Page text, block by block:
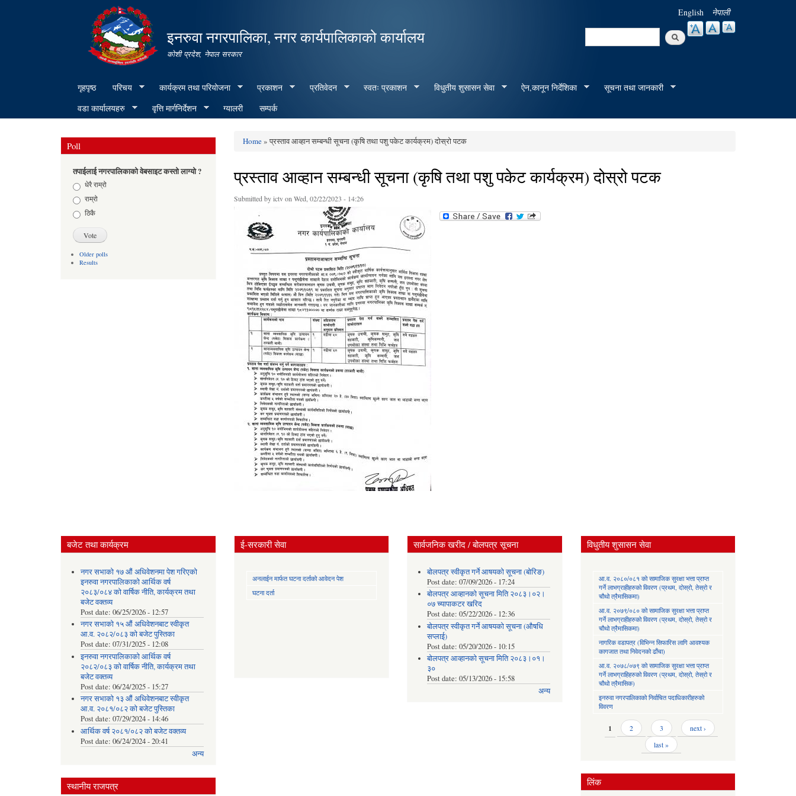
content
इनरुवा नगरपालिका, नगर कार्यपालिकाको कार्यालय
कोशी प्रदेश, नेपाल सरकार
English नेपाली
Search
गृहपृष्ठ परिचय कार्यक्रम तथा परियोजना प्रकाशन प्रतिवेदन स्वतः प्रकाशन विधुतीय शुसासन सेवा ऐन,कानून निर्देशिका
सूचना तथा जानकारी
वडा कार्यालयहरु
वृत्ति मार्गनिर्देशन ग्यालरी सम्पर्क
Poll
तपाईलाई नगरपालिकाको वेबसाइट कस्तो लाग्यो ?
Choicesधेरै राम्रो
राम्रो
ठिकै
Older polls
Results
You are here
Home» प्रस्ताव आव्हान सम्बन्धी सूचना (कृषि तथा पशु पकेट कार्यक्रम) दोस्रो पटक
प्रस्ताव आव्हान सम्बन्धी सूचना (कृषि तथा पशु पकेट कार्यक्रम) दोस्रो पटक
Submitted byictvon Wed, 02/22/2023 - 14:26
बजेट तथा कार्यक्रम
नगर सभाको १७ औं अधिवेशनमा पेश गरिएको
इनरुवा नगरपालिकाको आर्थिक वर्ष
२०८३/०८४ को वार्षिक नीति, कार्यक्रम तथा
बजेट वक्तव्य
Post date: 06/25/2026 - 12:57
नगर सभाको १५ औं अधिवेशनबाट स्वीकृत
आ.व. २०८२/०८३ को बजेट पुस्तिका
Post date: 07/31/2025 - 12:08
इनरुवा नगरपालिकाको आर्थिक वर्ष
२०८२/०८३ को वार्षिक नीति, कार्यक्रम तथा
बजेट वक्तव्य
Post date: 06/24/2025 - 15:27
नगर सभाको १३ औं अधिवेशनबाट स्वीकृत
आ.व. २०८१/०८२ को बजेट पुस्तिका
Post date: 07/29/2024 - 14:46
आर्थिक वर्ष २०८१/०८२ को बजेट वक्तव्य
Post date: 06/24/2024 - 20:41
अन्य
स्थानीय राजपत्र
ई-सरकारी सेवा
अनलाईन मार्फत घटना दर्ताको आवेदन पेश
घटना दर्ता
सार्वजनिक खरीद / बोलपत्र सूचना
बोलपत्र स्वीकृत गर्ने आषयको सूचना (बोरिङ)
Post date: 07/09/2026 - 17:24
बोलपत्र आव्हानको सूचना मिति २०८३।०२।
०७ च्यापाकटर खरिद
Post date: 05/22/2026 - 12:36
बोलपत्र स्वीकृत गर्ने आषयको सूचना (औषधि
सप्लाई)
Post date: 05/20/2026 - 10:15
बोलपत्र आव्हानको सूचना मिति २०८३।०१।
३०
Post date: 05/13/2026 - 15:58
अन्य
विधुतीय शुसासन सेवा
आ.व. २०८०/०८१ को सामाजिक सुरक्षा भत्ता प्राप्त
गर्ने लाभग्राहीहरुको विवरण (प्रथम, दोस्रो, तेस्रो र
चौथो त्रैमासिकमा)
आ.व. २०७९/०८० को सामाजिक सुरक्षा भत्ता प्राप्त
गर्ने लाभग्राहीहरुको विवरण (प्रथम, दोस्रो, तेस्रो र
चौथो त्रैमासिकमा)
नागरिक वडापत्र (विभिन्न सिफारिस लागि आवश्यक
कागजात तथा निवेदनको ढाँचा)
आ.व. २०७८/०७९ को सामाजिक सुरक्षा भत्ता प्राप्त
गर्ने लाभग्राहिहरुको विवरण (प्रथम, दोस्रो, तेस्रो र
चौथो त्रैमासिक)
इनरुवा नगरपालिकाको निर्वाचित पदाधिकारीहरुको
विवरण
Pages
1 2 3
next ›
last »
लिंक